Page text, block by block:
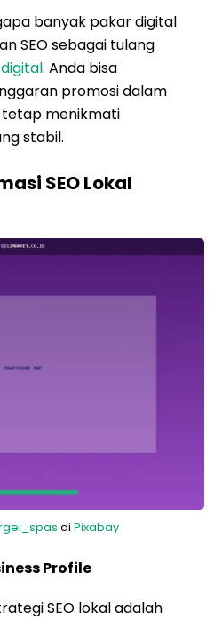
banyak pakar digital
SEO sebagai tulang
. Anda bisa
promosi dalam
tetap menikmati
stabil.
SEO Lokal
di Pixabay
Profile
SEO lokal adalah